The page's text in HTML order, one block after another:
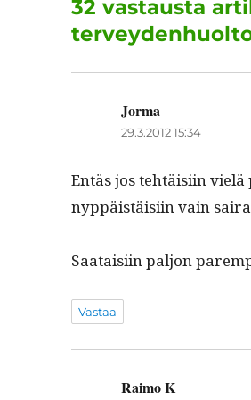
32 vastausta
Jorma
29.3.2012 15:34
Entäs jos tehtäisi­in
nyppäistäisi­in vain
Saataisi­in paljon
Vastaa
Raimo Ksanoo: